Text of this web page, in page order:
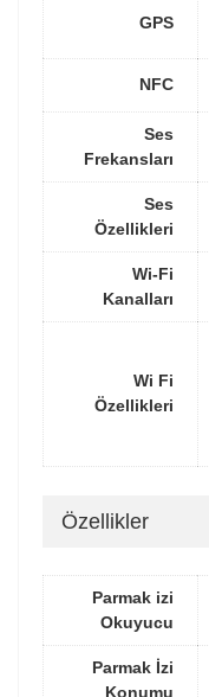
GPS
NFC
Ses
Frekansları
Ses
Özellikleri
Wi-Fi
Kanalları
Wi Fi
Özellikleri
Özellikler
Parmak izi
Okuyucu
Parmak İzi
Konumu